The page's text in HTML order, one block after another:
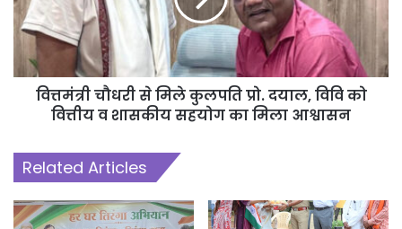
वित्तमंत्री चौधरी से मिले कुलपति प्रो. दयाल, विवि को
वित्तीय व शासकीय सहयोग का मिला आश्वासन
Related Articles